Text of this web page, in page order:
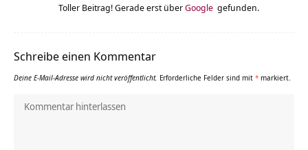
Toller Beitrag! Gerade erst überGoogle gefunden.
Schreibe einen Kommentar
Deine E-Mail-Adresse wird nicht veröffentlicht. Erforderliche Felder sind mit * markiert.